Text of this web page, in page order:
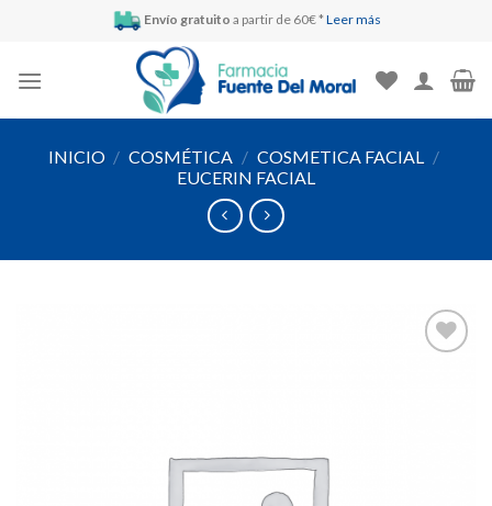
Envío gratuito a partir de 60€ * Leer más
INICIO / COSMÉTICA / COSMETICA FACIAL /
EUCERIN FACIAL